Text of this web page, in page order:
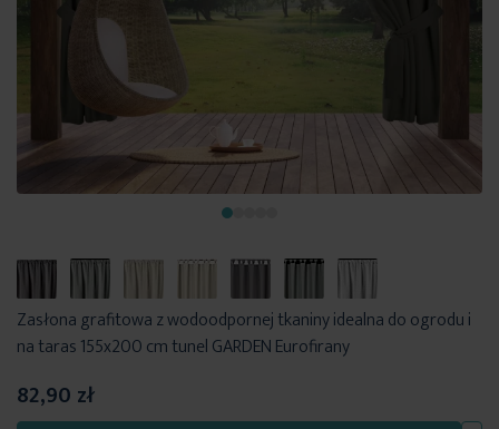
Zasłona grafitowa z wodoodpornej tkaniny idealna do ogrodu i
na taras 155x200 cm tunel GARDEN Eurofirany
82,90 zł